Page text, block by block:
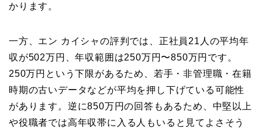
かります。
一方、エン カイシャの評判では、正社員21人の平均年
収が502万円、年収範囲は250万円〜850万円です。
250万円という下限があるため、若手・非管理職・在籍
時期の古いデータなどが平均を押し下げている可能性
があります。逆に850万円の回答もあるため、中堅以上
や役職者では高年収帯に入る人もいると見てよさそう